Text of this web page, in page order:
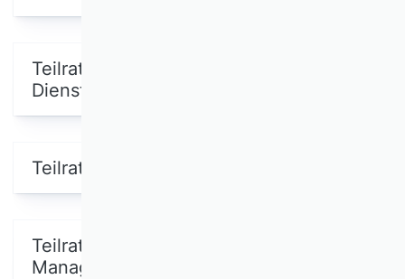
Teilrating
Dienstleistungsmanagement
Teilrating Hochschulmanagement
Teilrating Internationales
Management